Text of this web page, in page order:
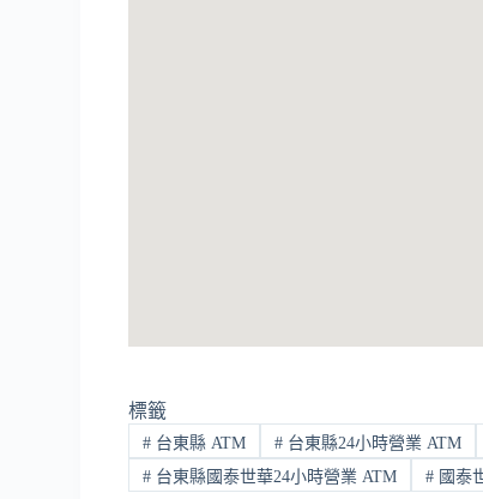
標籤
# 台東縣 ATM #台東縣24小時營業 ATM
# 台東縣國泰世華24小時營業 ATM #國泰